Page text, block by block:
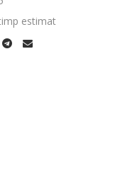
estimat